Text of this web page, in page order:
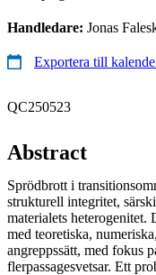
Handledare: Jonas
Exportera till
QC250523
Abstract
Sprödbrott i
strukturell integritet,
materialets heterogenitet.
med teoretiska,
angreppssätt, med fokus
flerpassagesvetsar. Ett